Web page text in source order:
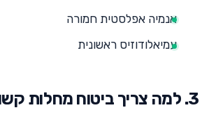
אנמיה אפלסטית חמורה
עמיאלודוזיס ראשונית
3. למה צריך ביטוח מחלות קשות?